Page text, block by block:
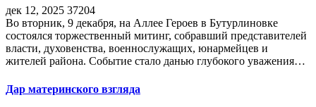
дек 12, 2025 37204
Во вторник, 9 декабря, на Аллее Героев в Бутурлиновке
состоялся торжественный митинг, собравший представителей
власти, духовенства, военнослужащих, юнармейцев и
жителей района. Событие стало данью глубокого уважения…
Дар материнского взгляда